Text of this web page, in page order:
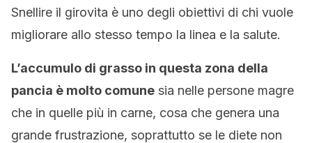
Snellire il girovita è uno degli obiettivi di chi vuole
migliorare allo stesso tempo la linea e la salute.
L’accumulo di grasso in questa zona della
pancia è molto comune sia nelle persone magre
che in quelle più in carne, cosa che genera una
grande frustrazione, soprattutto se le diete non